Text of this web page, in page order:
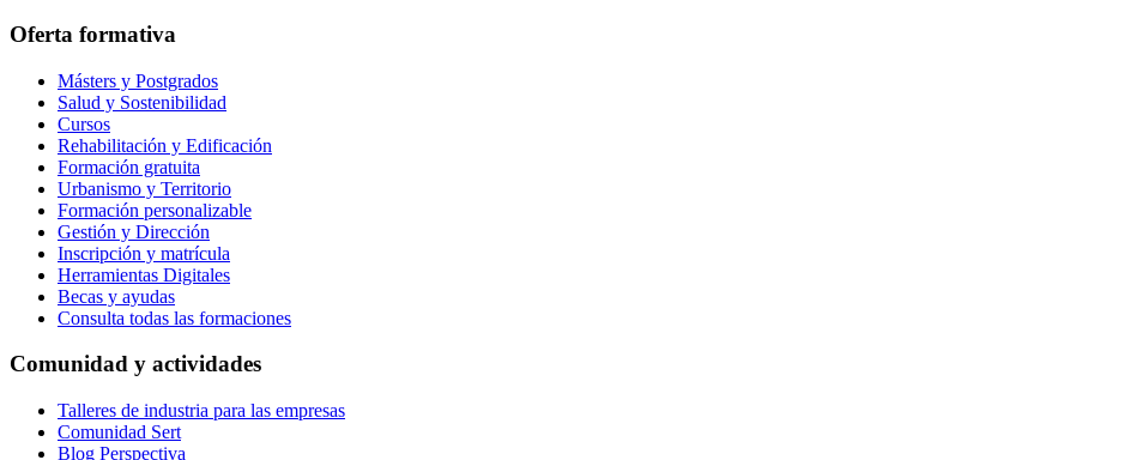
Oferta formativa
Másters y Postgrados
Salud y Sostenibilidad
Cursos
Rehabilitación y Edificación
Formación gratuita
Urbanismo y Territorio
Formación personalizable
Gestión y Dirección
Inscripción y matrícula
Herramientas Digitales
Becas y ayudas
Consulta todas las formaciones
Comunidad y actividades
Talleres de industria para las empresas
Comunidad Sert
Blog Perspectiva